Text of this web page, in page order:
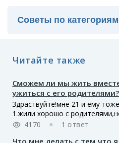
Читайте также
Сможем ли мы жить
ужиться с его родителями?
Здраствуйте!мне 21 и ему
1.жили хорошо с
4170
1 ответ